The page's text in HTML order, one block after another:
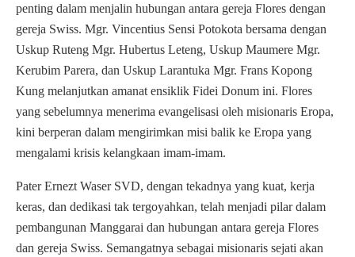
penting dalam menjalin hubungan antara gereja Flores dengan
gereja Swiss. Mgr. Vincentius Sensi Potokota bersama dengan
Uskup Ruteng Mgr. Hubertus Leteng, Uskup Maumere Mgr.
Kerubim Parera, dan Uskup Larantuka Mgr. Frans Kopong
Kung melanjutkan amanat ensiklik Fidei Donum ini. Flores
yang sebelumnya menerima evangelisasi oleh misionaris Eropa,
kini berperan dalam mengirimkan misi balik ke Eropa yang
mengalami krisis kelangkaan imam-imam.
Pater Ernezt Waser SVD, dengan tekadnya yang kuat, kerja
keras, dan dedikasi tak tergoyahkan, telah menjadi pilar dalam
pembangunan Manggarai dan hubungan antara gereja Flores
dan gereja Swiss. Semangatnya sebagai misionaris sejati akan